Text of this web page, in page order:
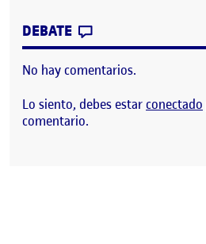
DEBATE
No hay comentarios.
Lo siento, debes estarconectado
comentario.